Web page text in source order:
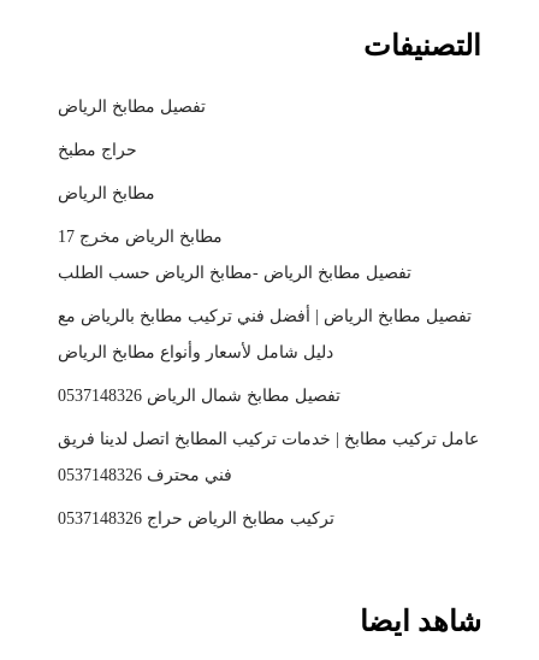
التصنيفات
تفصيل مطابخ الرياض
حراج مطبخ
مطابخ الرياض
مطابخ الرياض مخرج 17
تفصيل مطابخ الرياض -مطابخ الرياض حسب الطلب
تفصيل مطابخ الرياض | أفضل فني تركيب مطابخ بالرياض مع
دليل شامل لأسعار وأنواع مطابخ الرياض
تفصيل مطابخ شمال الرياض 0537148326
عامل تركيب مطابخ | خدمات تركيب المطابخ اتصل لدينا فريق
فني محترف 0537148326
تركيب مطابخ الرياض حراج 0537148326
شاهد ايضا